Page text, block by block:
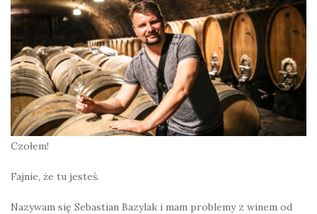
Czołem!
Fajnie, że tu jesteś.
Nazywam się Sebastian Bazylak i mam problemy z winem od